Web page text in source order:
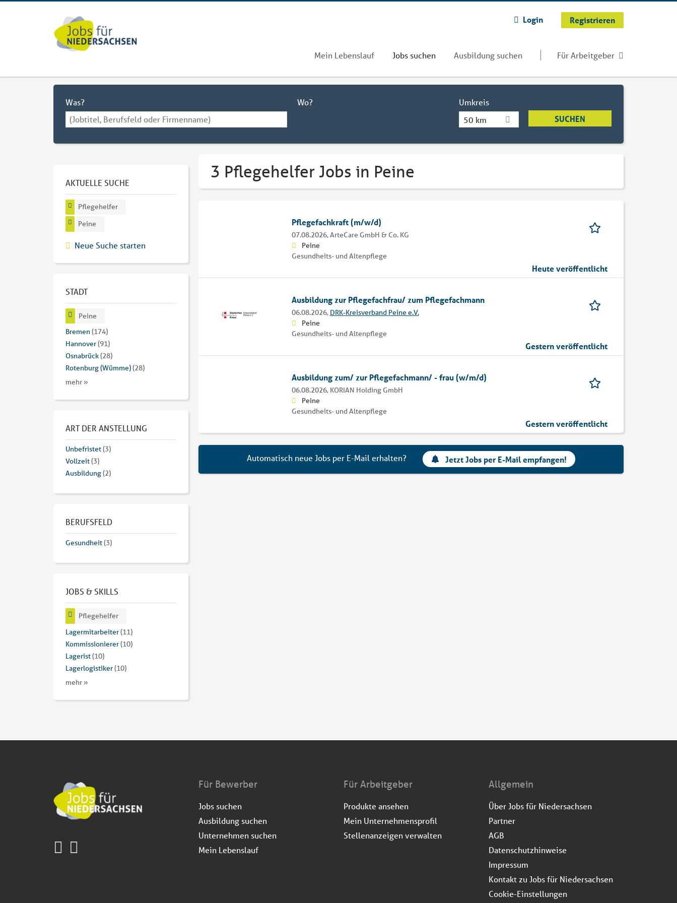
Login Registrieren
Mein Lebenslauf Jobs suchen Ausbildung suchen Für Arbeitgeber
Was? Wo?
Umkreis
50 km
3 Pflegehelfer Jobs in Peine
Pflegefachkraft (m/w/d)
07.08.2026,ArteCare GmbH & Co. KG
Peine
Gesundheits- und Altenpflege
Heute veröffentlicht
Ausbildung zur Pflegefachfrau/ zum Pflegefachmann
06.08.2026, DRK-Kreisverband Peine e.V.
Peine
Gesundheits- und Altenpflege
Gestern veröffentlicht
Ausbildung zum/ zur Pflegefachmann/ - frau (w/m/d)
06.08.2026, KORIAN Holding GmbH
Peine
Gesundheits- und Altenpflege
Gestern veröffentlicht
Automatisch neue Jobs per E-Mail erhalten? Jetzt Jobs per E-Mail empfangen!
AKTUELLE SUCHE
Pflegehelfer
Peine
Neue Suche starten
STADT
Peine
Bremen(174)
Hannover(91)
Osnabrück(28)
Rotenburg (Wümme)(28)
mehr »
ART DER ANSTELLUNG
Unbefristet(3)
Vollzeit(3)
Ausbildung(2)
BERUFSFELD
Gesundheit(3)
JOBS & SKILLS
Pflegehelfer
Lagermitarbeiter(11)
Kommissionierer(10)
Lagerist(10)
Lagerlogistiker(10)
mehr »
Für Bewerber
Jobs suchen
Ausbildung suchen
Unternehmen suchen
Mein Lebenslauf
Für Arbeitgeber
Produkte ansehen
Mein Unternehmensprofil
Stellenanzeigen verwalten
Allgemein
Über Jobs für Niedersachsen
Partner
AGB
Datenschutzhinweise
Impressum
Kontakt zu Jobs für Niedersachsen
Cookie-Einstellungen